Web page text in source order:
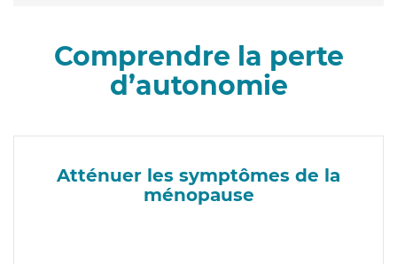
Comprendre la perte
d’autonomie
Atténuer les symptômes de la
ménopause